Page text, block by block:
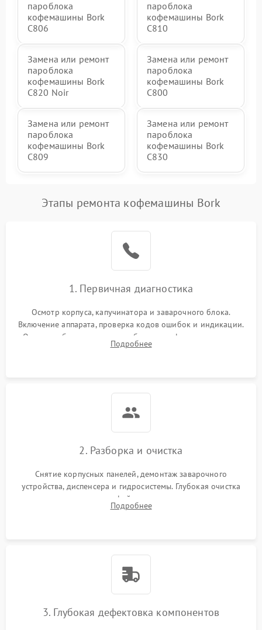
пароблока
кофемашины Bork
C806
пароблока
кофемашины Bork
C810
Замена или ремонт
пароблока
кофемашины Bork
C820 Noir
Замена или ремонт
пароблока
кофемашины Bork
C800
Замена или ремонт
пароблока
кофемашины Bork
C809
Замена или ремонт
пароблока
кофемашины Bork
C830
Этапы ремонта кофемашины Bork
1. Первичная диагностика
Осмотр корпуса, капучинатора и заварочного блока.
Включение аппарата, проверка кодов ошибок и индикации.
Оценка работы помпы, термоблока и кофемолки на слух.
Измерение температуры и давления воды для выявления
Подробнее
2. Разборка и очистка
Снятие корпусных панелей, демонтаж заварочного
устройства, диспенсера и гидросистемы. Глубокая очистка
внутренних узлов от кофейных масел, жмыха и накипи.
Промывка дренажных каналов и фильтров с использованием
Подробнее
3. Глубокая дефектовка компонентов